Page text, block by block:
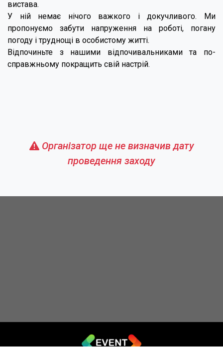
вистава.
У ній немає нічого важкого і докучливого. Ми
пропонуємо забути напруження на роботі, погану
погоду і труднощі в особистому житті.
Відпочиньте з нашими відпочивальниками та по-
справжньому покращить свій настрій.
Організатор ще не визначив дату
проведення заходу